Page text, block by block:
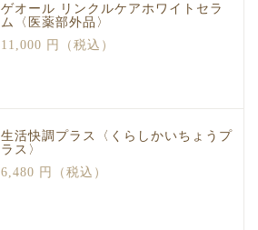
ゲオール リンクルケアホワイトセラ
ム〈医薬部外品〉
11,000 円（税込）
生活快調プラス〈くらしかいちょうプ
ラス〉
6,480 円（税込）